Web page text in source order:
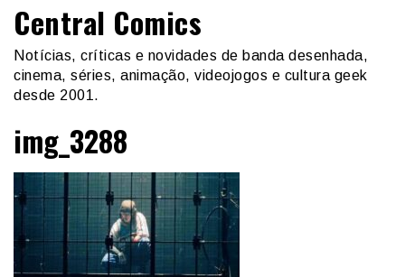
Central Comics
Notícias, críticas e novidades de banda desenhada,
cinema, séries, animação, videojogos e cultura geek
desde 2001.
img_3288